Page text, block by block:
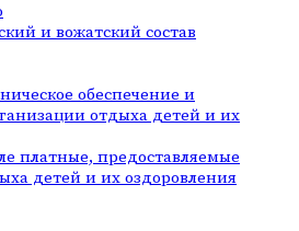
и вожатский состав
обеспечение и
отдыха детей и их
платные, предоставляемые
детей и их оздоровления